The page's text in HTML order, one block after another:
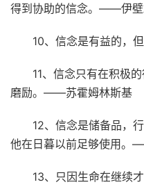
得到协助的信念。——伊壁
10、信念是有益的，
11、信念只有在积极
磨励。——苏霍姆林斯基
12、信念是储备品，
他在日暮以前足够使用。
13、只因生命在继续